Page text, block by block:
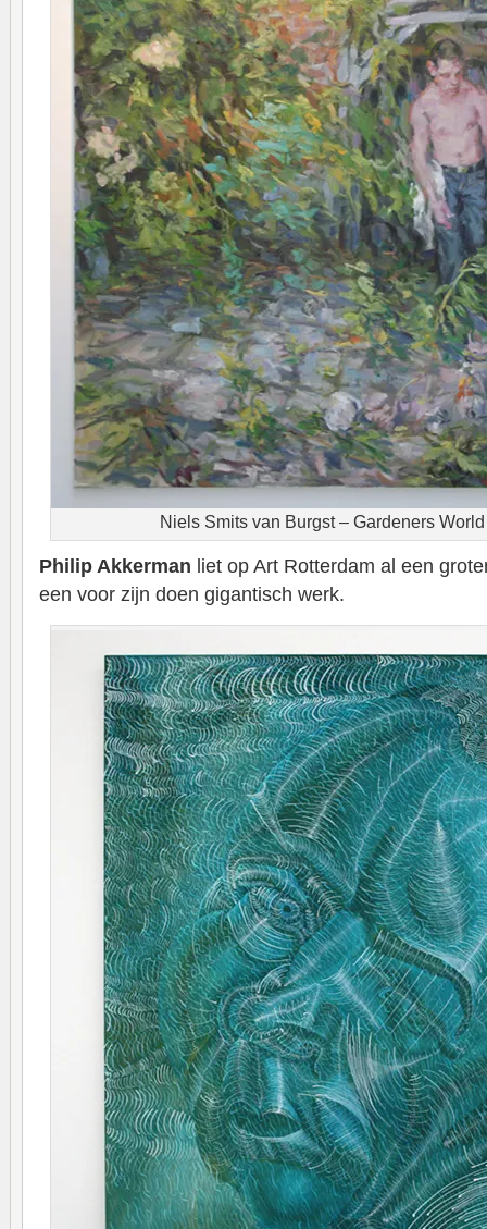
Niels Smits van Burgst – Gardeners
Philip Akkerman liet op Art Rotterdam al een
een voor zijn doen gigantisch werk.